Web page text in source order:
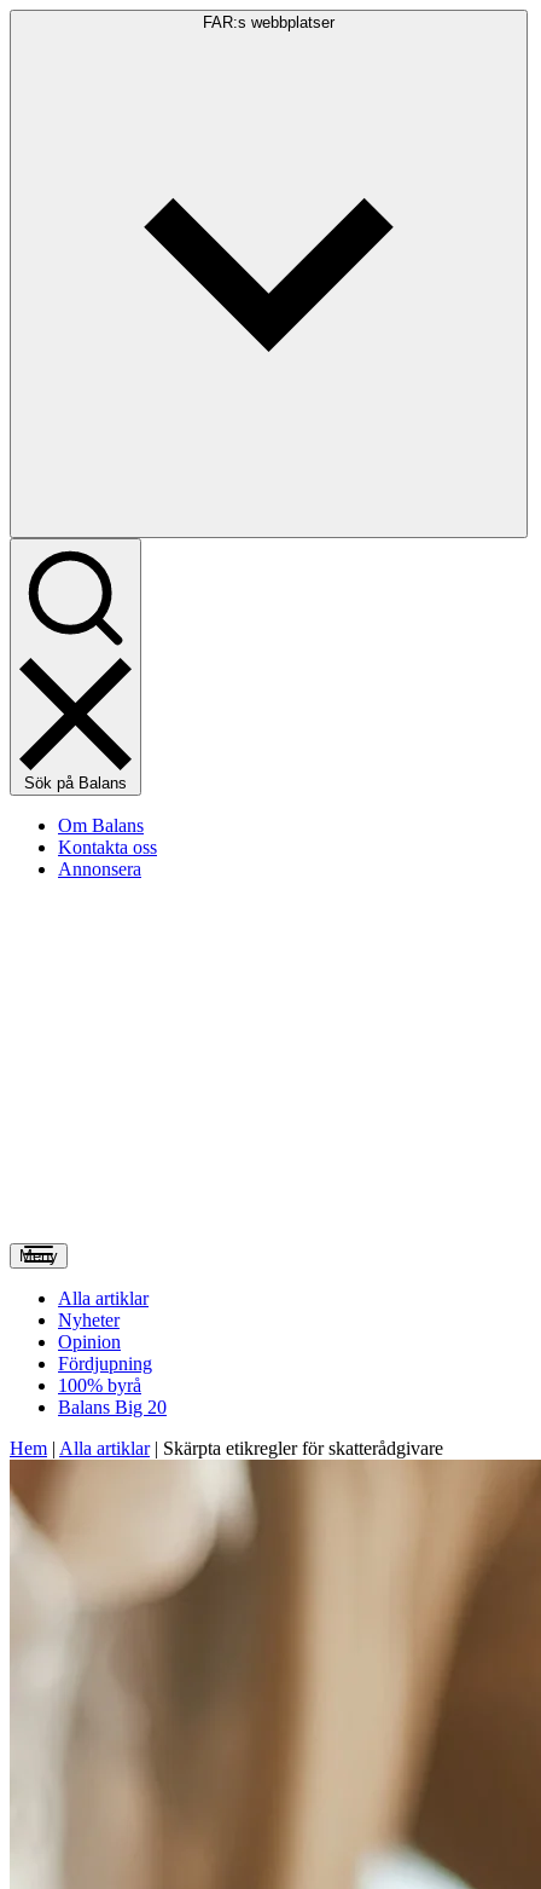
FAR:s webbplatser
Sök på Balans
Om Balans
Kontakta oss
Annonsera
Meny
Alla artiklar
Nyheter
Opinion
Fördjupning
100% byrå
Balans Big 20
Hem | Alla artiklar| Skärpta etikregler för skatterådgivare